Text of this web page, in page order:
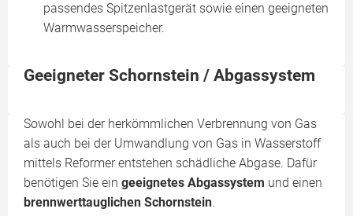
passendes Spitzenlastgerät sowie einen geeigneten
Warmwasserspeicher.
Geeigneter Schornstein / Abgassystem
Sowohl bei der herkömmlichen Verbrennung von Gas
als auch bei der Umwandlung von Gas in Wasserstoff
mittels Reformer entstehen schädliche Abgase. Dafür
benötigen Sie ein geeignetes Abgassystem und einen
brennwerttauglichen Schornstein.